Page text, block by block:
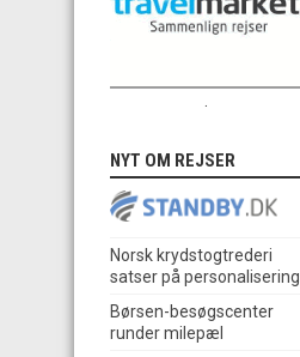
NYT OM REJSER
Norsk krydstogtrederi
satser på personalisering
Børsen-besøgscenter
runder milepæl